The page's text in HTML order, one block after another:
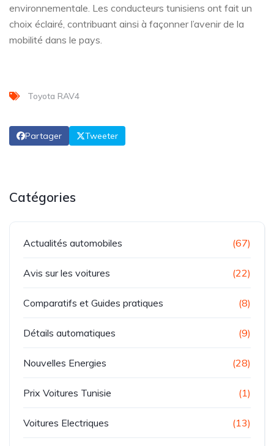
environnementale. Les conducteurs tunisiens ont fait un
choix éclairé, contribuant ainsi à façonner l’avenir de la
mobilité dans le pays.
Toyota RAV4
Partager Tweeter
Catégories
Actualités automobiles (67)
Avis sur les voitures (22)
Comparatifs et Guides pratiques (8)
Détails automatiques (9)
Nouvelles Energies (28)
Prix Voitures Tunisie (1)
Voitures Electriques (13)